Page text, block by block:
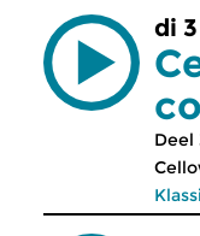
di
Deel